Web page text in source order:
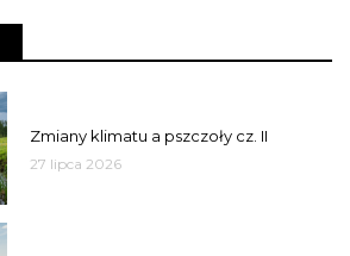
Zmiany klimatu a pszczoły cz. II
27 lipca 2026